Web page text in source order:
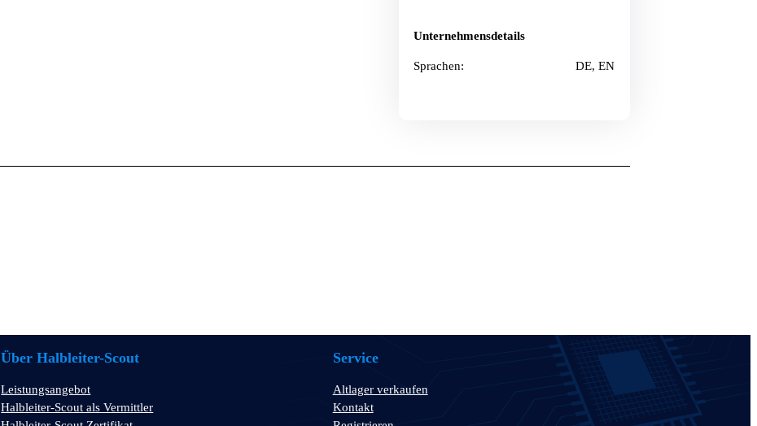
Unternehmensdetails
Sprachen: DE, EN
Über Halbleiter-Scout
Leistungsangebot
Halbleiter-Scout als Vermittler
Service
Altlager verkaufen
Kontakt